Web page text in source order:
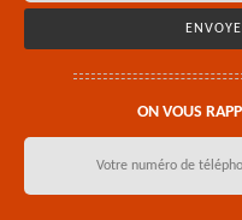
ON VOUS